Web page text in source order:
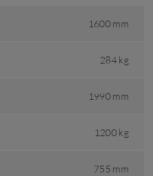
1600 mm
284 kg
1990 mm
1200 kg
755 mm